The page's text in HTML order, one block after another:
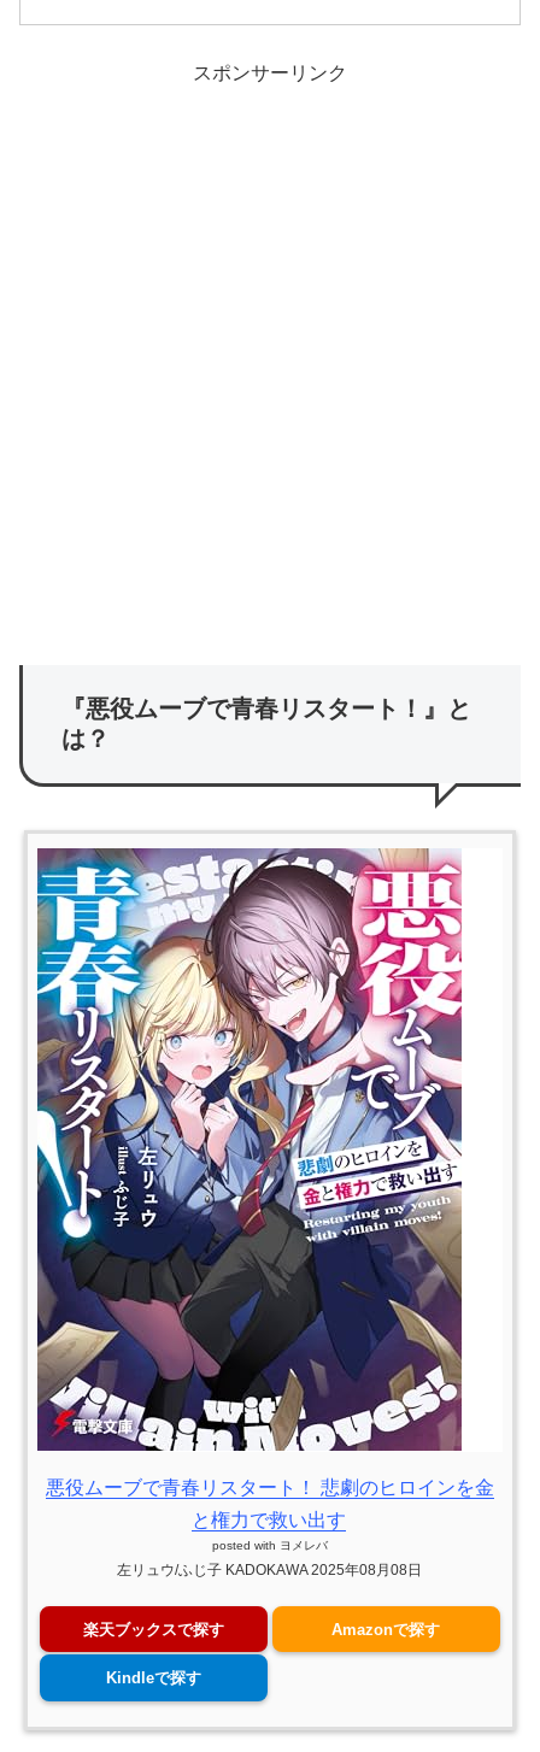
スポンサーリンク
『悪役ムーブで青春リスタート！』と
は？
悪役ムーブで青春リスタート！ 悲劇のヒロインを金
と権力で救い出す
posted with ヨメレバ
左リュウ/ふじ子 KADOKAWA 2025年08月08日
楽天ブックスで探す Amazonで探す
Kindleで探す